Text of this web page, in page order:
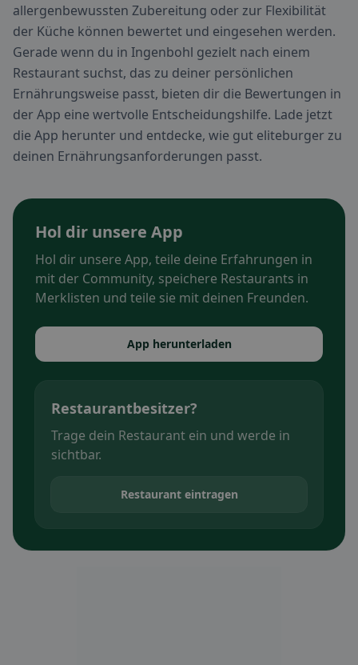
allergenbewussten Zubereitung oder zur Flexibilität
der Küche können bewertet und eingesehen werden.
Gerade wenn du in Ingenbohl gezielt nach einem
Restaurant suchst, das zu deiner persönlichen
Ernährungsweise passt, bieten dir die Bewertungen in
der App eine wertvolle Entscheidungshilfe. Lade jetzt
die App herunter und entdecke, wie gut eliteburger zu
deinen Ernährungsanforderungen passt.
Hol dir unsere App
Hol dir unsere App, teile deine Erfahrungen in
mit der Community, speichere Restaurants in
Merklisten und teile sie mit deinen Freunden.
App herunterladen
Restaurantbesitzer?
Trage dein Restaurant ein und werde in
sichtbar.
Restaurant eintragen